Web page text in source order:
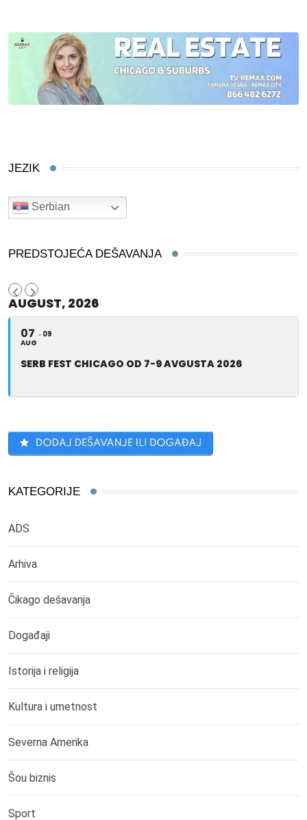
JEZIK
Serbian
PREDSTOJEĆA DEŠAVANJA
AUGUST, 2026
07
AUG
09
SERB FEST CHICAGO OD 7-9 AVGUSTA 2026
KATEGORIJE
ADS
Arhiva
Čikago dešavanja
Događaji
Istorija i religija
Kultura i umetnost
Severna Amerika
Šou biznis
Sport